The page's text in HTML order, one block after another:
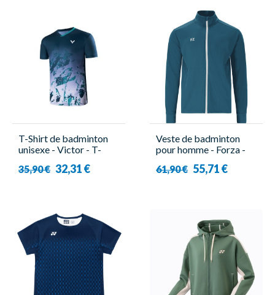
T-Shirt de badminton
unisexe - Victor - T-
35,90 € 32,31 €
Veste de badminton
pour homme - Forza -
61,90 € 55,71 €